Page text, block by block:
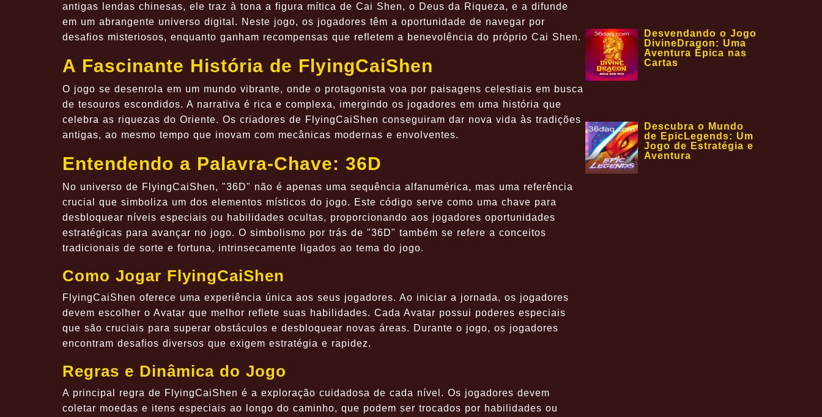
antigas lendas chinesas, ele traz à tona a figura mítica de Cai Shen, o Deus da Riqueza, e a difunde
em um abrangente universo digital. Neste jogo, os jogadores têm a oportunidade de navegar por
desafios misteriosos, enquanto ganham recompensas que refletem a benevolência do próprio Cai Shen.
A Fascinante História de FlyingCaiShen
O jogo se desenrola em um mundo vibrante, onde o protagonista voa por paisagens celestiais em busca
de tesouros escondidos. A narrativa é rica e complexa, imergindo os jogadores em uma história que
celebra as riquezas do Oriente. Os criadores de FlyingCaiShen conseguiram dar nova vida às tradições
antigas, ao mesmo tempo que inovam com mecânicas modernas e envolventes.
Entendendo a Palavra-Chave: 36D
No universo de FlyingCaiShen, "36D" não é apenas uma sequência alfanumérica, mas uma referência
crucial que simboliza um dos elementos místicos do jogo. Este código serve como uma chave para
desbloquear níveis especiais ou habilidades ocultas, proporcionando aos jogadores oportunidades
estratégicas para avançar no jogo. O simbolismo por trás de "36D" também se refere a conceitos
tradicionais de sorte e fortuna, intrinsecamente ligados ao tema do jogo.
Como Jogar FlyingCaiShen
FlyingCaiShen oferece uma experiência única aos seus jogadores. Ao iniciar a jornada, os jogadores
devem escolher o Avatar que melhor reflete suas habilidades. Cada Avatar possui poderes especiais
que são cruciais para superar obstáculos e desbloquear novas áreas. Durante o jogo, os jogadores
encontram desafios diversos que exigem estratégia e rapidez.
Regras e Dinâmica do Jogo
A principal regra de FlyingCaiShen é a exploração cuidadosa de cada nível. Os jogadores devem
coletar moedas e itens especiais ao longo do caminho, que podem ser trocados por habilidades ou
Desvendando o Jogo
DivineDragon: Uma
Aventura Épica nas
Cartas
Descubra o Mundo
de EpicLegends: Um
Jogo de Estratégia e
Aventura